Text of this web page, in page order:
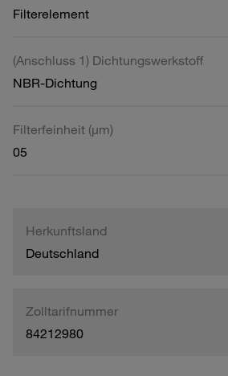
Filterelement
(Anschluss 1) Dichtungswerkstoff
NBR-Dichtung
Filterfeinheit (µm)
05
Herkunftsland
Deutschland
Zolltarifnummer
84212980